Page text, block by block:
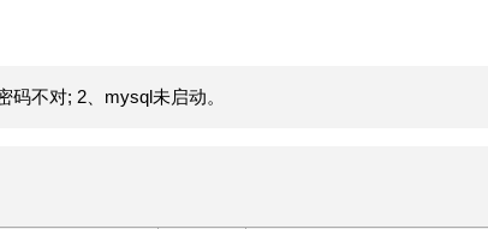
不对; 2、mysql未启动。